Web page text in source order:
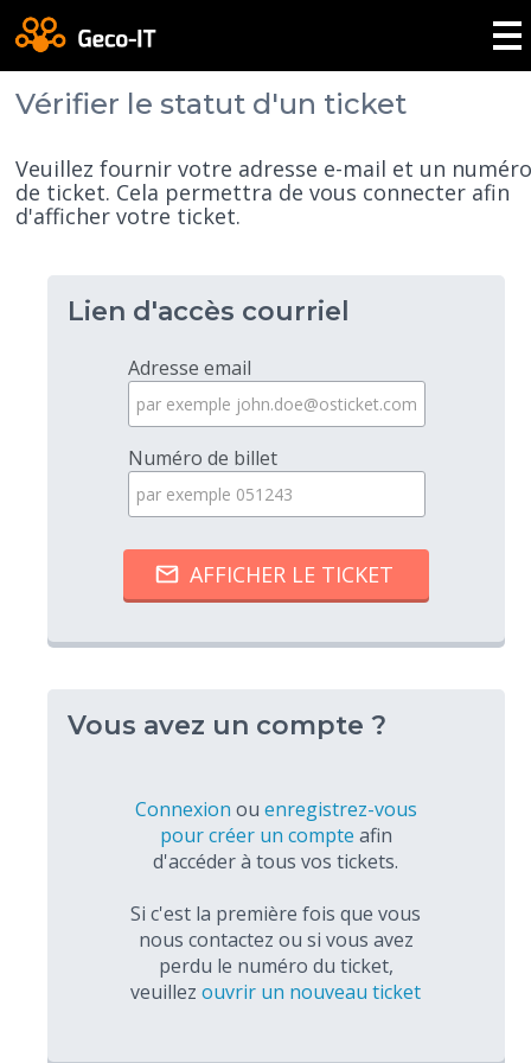
Vérifier le statut d'un ticket
Veuillez fournir votre adresse e-mail et un
de ticket. Cela permettra de vous connecter afin
d'afficher votre ticket.
Lien d'accès courriel
Adresse email
Numéro de billet
Vous avez un compte ?
Connexion ou enregistrez-vous
pour créer un compte afin
d'accéder à tous vos tickets.
Si c'est la première fois que vous
nous contactez ou si vous avez
perdu le numéro du ticket,
veuillezouvrir un nouveau ticket